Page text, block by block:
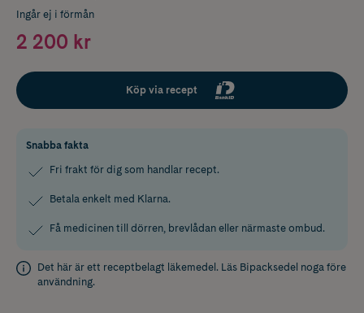
Ingår ej i förmån
2 200 kr
Köp via recept
Snabba fakta
Fri frakt för dig som handlar recept.
Betala enkelt med Klarna.
Få medicinen till dörren, brevlådan eller närmaste ombud.
Det här är ett receptbelagt läkemedel. Läs Bipacksedel noga före
användning.